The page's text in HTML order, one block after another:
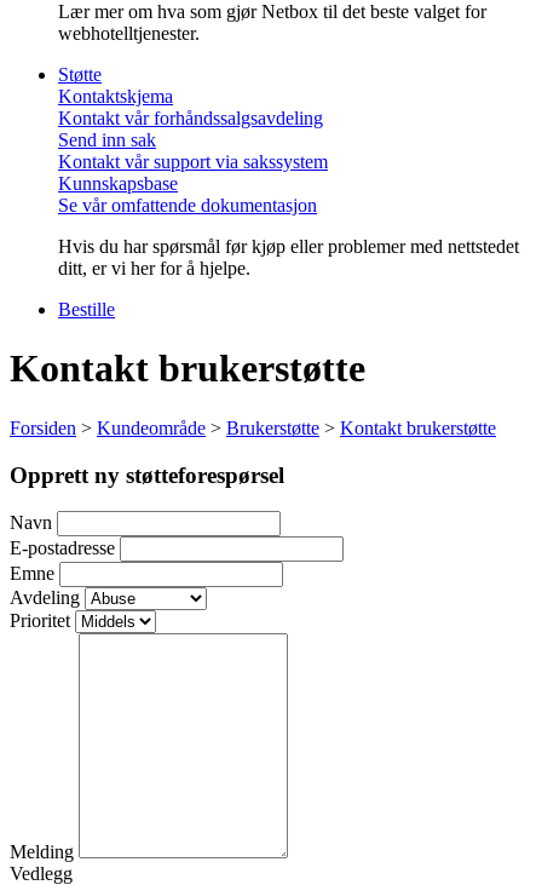
Lær mer om hva som gjør Netbox til det beste valget for
webhotelltjenester.
Støtte
Kontaktskjema
Kontakt vår forhåndssalgsavdeling
Send inn sak
Kontakt vår support via sakssystem
Kunnskapsbase
Se vår omfattende dokumentasjon
Hvis du har spørsmål før kjøp eller problemer med nettstedet
ditt, er vi her for å hjelpe.
Bestille
Kontakt brukerstøtte
Forsiden > Kundeområde > Brukerstøtte > Kontakt brukerstøtte
Opprett ny støtteforespørsel
Navn
E-postadresse
Emne
Avdeling
Prioritet
Melding
Vedlegg